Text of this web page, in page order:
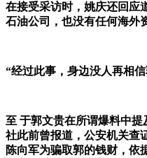
在接受采访时，姚庆还回应
石油公司，也没有任何海外
“经过此事，身边没人再相
至 于郭文贵在所谓爆料中
社此前曾报道，公安机关查
陈向军为骗取郭的钱财，依